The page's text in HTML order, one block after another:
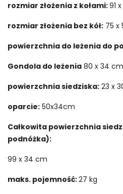
rozmiar złożenia z kołami:91
rozmiar złożenia bez kół: 75 x
powierzchnia do leżenia do
Gondola do leżenia 80 x 34 cm
powierzchnia siedziska: 23 x
oparcie: 50x34cm
Całkowita powierzchnia
podnóżka):
99 x 34 cm
maks. pojemność:27 kg